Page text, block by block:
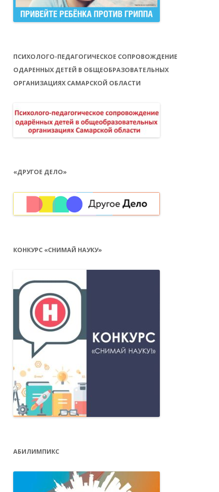
ПСИХОЛОГО-ПЕДАГОГИЧЕСКОЕ СОПРОВОЖДЕНИЕ
ОДАРЕННЫХ ДЕТЕЙ В ОБЩЕОБРАЗОВАТЕЛЬНЫХ
ОРГАНИЗАЦИЯХ САМАРСКОЙ ОБЛАСТИ
«ДРУГОЕ ДЕЛО»
КОНКУРС «СНИМАЙ НАУКУ»
АБИЛИМПИКС